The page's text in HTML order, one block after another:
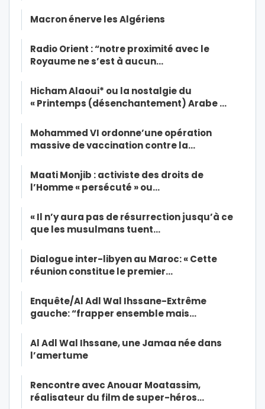
Macron énerve les Algériens
Radio Orient : “notre proximité avec le
Royaume ne s’est à aucun…
Hicham Alaoui* ou la nostalgie du
« Printemps (désenchantement) Arabe …
Mohammed VI ordonne’une opération
massive de vaccination contre la…
Maati Monjib : activiste des droits de
l’Homme « persécuté » ou…
« Il n’y aura pas de résurrection jusqu’à ce
que les musulmans tuent…
Dialogue inter-libyen au Maroc: « Cette
réunion constitue le premier…
Enquête/Al Adl Wal Ihssane-Extrême
gauche: “frapper ensemble mais…
Al Adl Wal Ihssane, une Jamaa née dans
l’amertume
Rencontre avec Anouar Moatassim,
réalisateur du film de super-héros…